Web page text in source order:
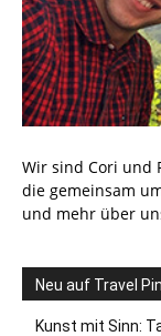
Wir sind Cori und
die gemeinsam
und mehr über
Neu auf Travel
Kunst mit Sinn: